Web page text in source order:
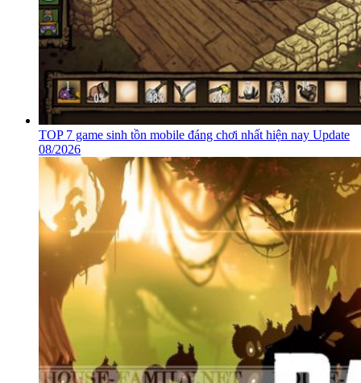
TOP 7 game sinh tồn mobile đáng chơi nhất hiện nay Update
08/2026